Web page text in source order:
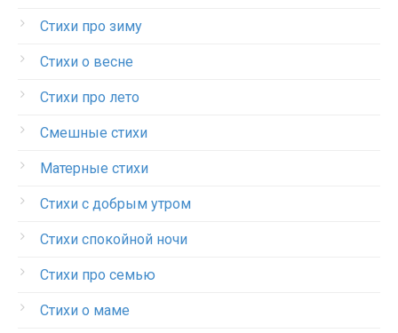
Стихи про зиму
Стихи о весне
Стихи про лето
Смешные стихи
Матерные стихи
Стихи с добрым утром
Стихи спокойной ночи
Стихи про семью
Стихи о маме